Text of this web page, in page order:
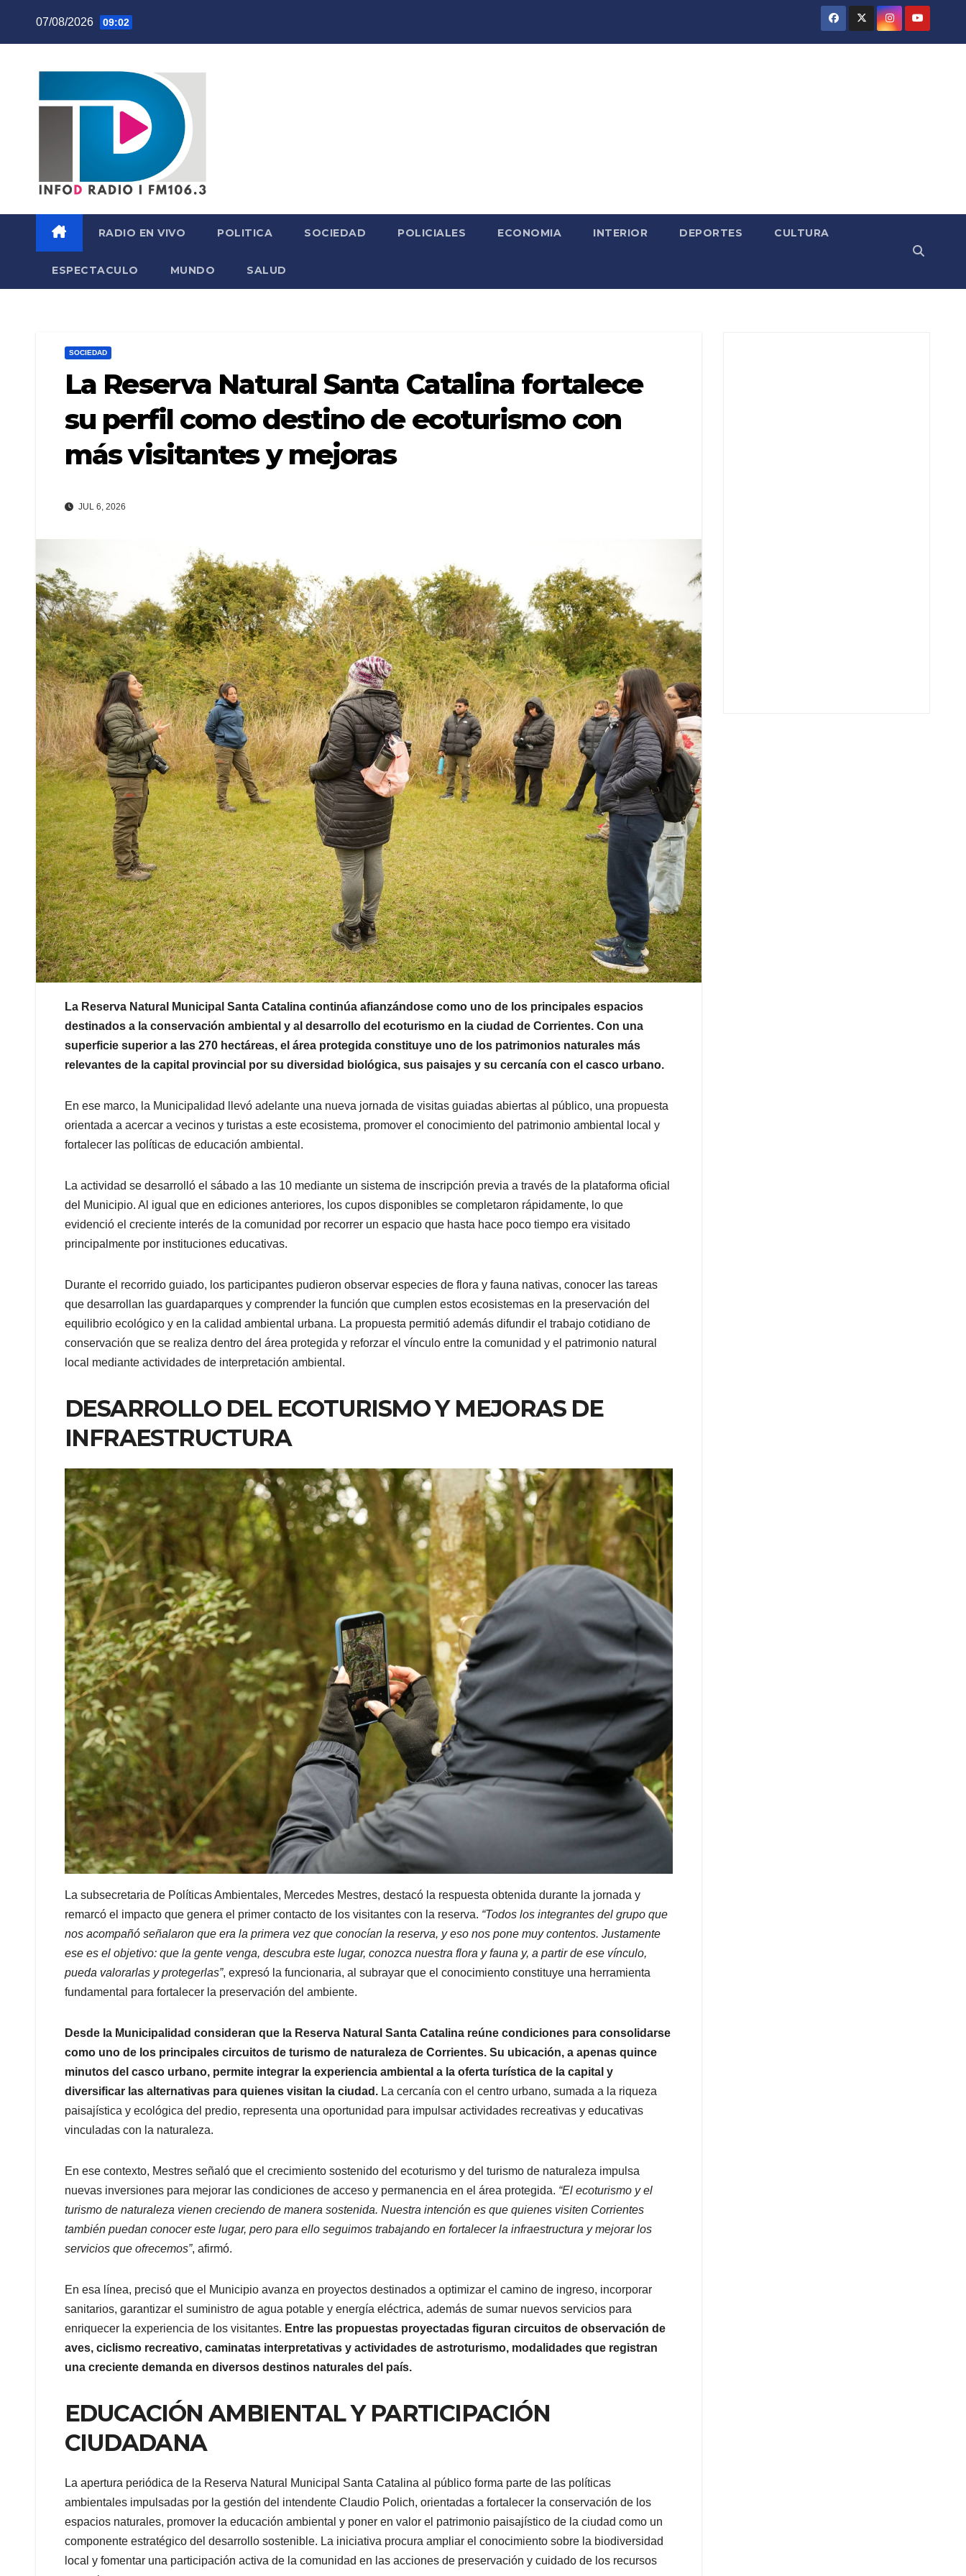
07/08/2026 09:02
RADIO EN VIVO POLITICA SOCIEDAD POLICIALES ECONOMIA INTERIOR DEPORTES CULTURA
ESPECTACULO MUNDO SALUD
SOCIEDAD
La Reserva Natural Santa Catalina fortalece
su perfil como destino de ecoturismo con
más visitantes y mejoras
JUL 6, 2026
La Reserva Natural Municipal Santa Catalina continúa afianzándose como uno de los principales espacios
destinados a la conservación ambiental y al desarrollo del ecoturismo en la ciudad de Corrientes. Con una
superficie superior a las 270 hectáreas, el área protegida constituye uno de los patrimonios naturales más
relevantes de la capital provincial por su diversidad biológica, sus paisajes y su cercanía con el casco urbano.
En ese marco, la Municipalidad llevó adelante una nueva jornada de visitas guiadas abiertas al público, una propuesta
orientada a acercar a vecinos y turistas a este ecosistema, promover el conocimiento del patrimonio ambiental local y
fortalecer las políticas de educación ambiental.
La actividad se desarrolló el sábado a las 10 mediante un sistema de inscripción previa a través de la plataforma oficial
del Municipio. Al igual que en ediciones anteriores, los cupos disponibles se completaron rápidamente, lo que
evidenció el creciente interés de la comunidad por recorrer un espacio que hasta hace poco tiempo era visitado
principalmente por instituciones educativas.
Durante el recorrido guiado, los participantes pudieron observar especies de flora y fauna nativas, conocer las tareas
que desarrollan las guardaparques y comprender la función que cumplen estos ecosistemas en la preservación del
equilibrio ecológico y en la calidad ambiental urbana. La propuesta permitió además difundir el trabajo cotidiano de
conservación que se realiza dentro del área protegida y reforzar el vínculo entre la comunidad y el patrimonio natural
local mediante actividades de interpretación ambiental.
DESARROLLO DEL ECOTURISMO Y MEJORAS DE
INFRAESTRUCTURA
La subsecretaria de Políticas Ambientales, Mercedes Mestres, destacó la respuesta obtenida durante la jornada y
remarcó el impacto que genera el primer contacto de los visitantes con la reserva. “Todos los integrantes del grupo que
nos acompañó señalaron que era la primera vez que conocían la reserva, y eso nos pone muy contentos. Justamente
ese es el objetivo: que la gente venga, descubra este lugar, conozca nuestra flora y fauna y, a partir de ese vínculo,
pueda valorarlas y protegerlas”, expresó la funcionaria, al subrayar que el conocimiento constituye una herramienta
fundamental para fortalecer la preservación del ambiente.
Desde la Municipalidad consideran que la Reserva Natural Santa Catalina reúne condiciones para consolidarse
como uno de los principales circuitos de turismo de naturaleza de Corrientes. Su ubicación, a apenas quince
minutos del casco urbano, permite integrar la experiencia ambiental a la oferta turística de la capital y
diversificar las alternativas para quienes visitan la ciudad. La cercanía con el centro urbano, sumada a la riqueza
paisajística y ecológica del predio, representa una oportunidad para impulsar actividades recreativas y educativas
vinculadas con la naturaleza.
En ese contexto, Mestres señaló que el crecimiento sostenido del ecoturismo y del turismo de naturaleza impulsa
nuevas inversiones para mejorar las condiciones de acceso y permanencia en el área protegida. “El ecoturismo y el
turismo de naturaleza vienen creciendo de manera sostenida. Nuestra intención es que quienes visiten Corrientes
también puedan conocer este lugar, pero para ello seguimos trabajando en fortalecer la infraestructura y mejorar los
servicios que ofrecemos”, afirmó.
En esa línea, precisó que el Municipio avanza en proyectos destinados a optimizar el camino de ingreso, incorporar
sanitarios, garantizar el suministro de agua potable y energía eléctrica, además de sumar nuevos servicios para
enriquecer la experiencia de los visitantes. Entre las propuestas proyectadas figuran circuitos de observación de
aves, ciclismo recreativo, caminatas interpretativas y actividades de astroturismo, modalidades que registran
una creciente demanda en diversos destinos naturales del país.
EDUCACIÓN AMBIENTAL Y PARTICIPACIÓN
CIUDADANA
La apertura periódica de la Reserva Natural Municipal Santa Catalina al público forma parte de las políticas
ambientales impulsadas por la gestión del intendente Claudio Polich, orientadas a fortalecer la conservación de los
espacios naturales, promover la educación ambiental y poner en valor el patrimonio paisajístico de la ciudad como un
componente estratégico del desarrollo sostenible. La iniciativa procura ampliar el conocimiento sobre la biodiversidad
local y fomentar una participación activa de la comunidad en las acciones de preservación y cuidado de los recursos